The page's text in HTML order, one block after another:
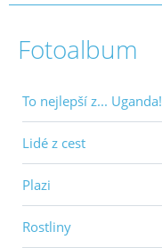
Fotoalbum
To nejlepší z... Uganda!
Lidé z cest
Plazi
Rostliny